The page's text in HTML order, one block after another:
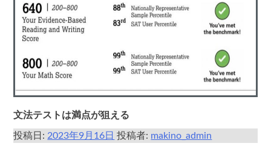
文法テストは満点が狙える
投稿日:2023年9月16日 投稿者: makino_admin